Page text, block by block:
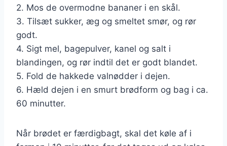
2. Mos de overmodne bananer i en skål.
3. Tilsæt sukker, æg og smeltet smør, og rør
godt.
4. Sigt mel, bagepulver, kanel og salt i
blandingen, og rør indtil det er godt blandet.
5. Fold de hakkede valnødder i dejen.
6. Hæld dejen i en smurt brødform og bag i ca.
60 minutter.
Når brødet er færdigbagt, skal det køle af i